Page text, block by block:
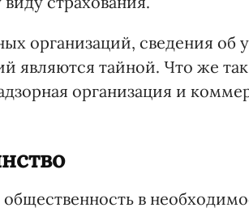
организаций, сведения об
являются тайной. Что же
организация и
в